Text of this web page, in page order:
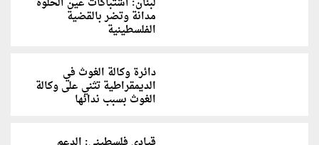
مدانة وتضر بالقضية
الفلسطينية
دائرة وكالة الغوث في
الديمقراطية تثني على وكالة
الغوث بسبب ندائها